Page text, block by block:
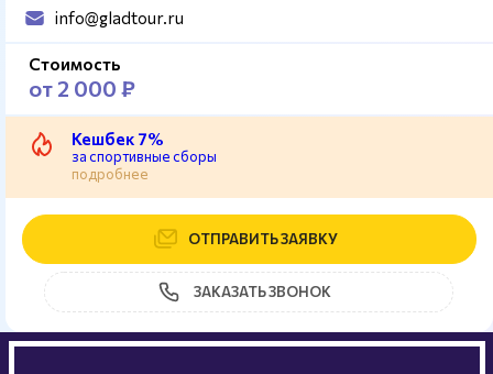
info@gladtour.ru
Стоимость
от 2 000 ₽
Кешбек 7%
за спортивные сборы
подробнее
ОТПРАВИТЬ ЗАЯВКУ
ЗАКАЗАТЬ ЗВОНОК